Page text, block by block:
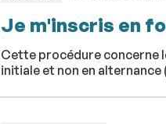
Je m'inscris en
Cette procédure concerne
initiale et non en